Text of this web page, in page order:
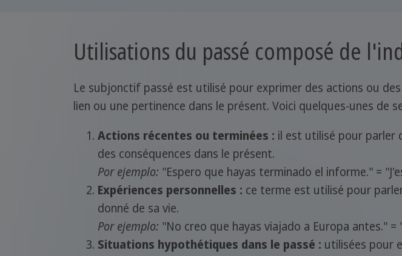
Utilisations du passé composé de
Le subjonctif passé est utilisé pour exprimer des actions ou
lien ou une pertinence dans le présent. Voici quelques-unes de
Actions récentes ou terminées : il est utilisé pour parler
des conséquences dans le présent.
Por ejemplo: "Espero que hayas terminado el informe." =
Expériences personnelles : ce terme est utilisé pour
donné de sa vie.
Por ejemplo: "No creo que hayas viajado a Europa antes."
Situations hypothétiques dans le passé : utilisées pour